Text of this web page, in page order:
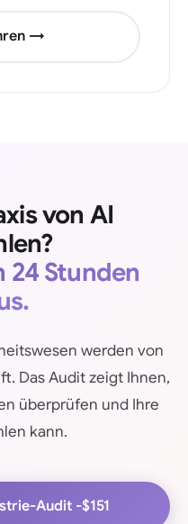
→
von AI
24 Stunden
werden von
Das Audit zeigt Ihnen,
überprüfen und Ihre
kann.
Audit -$151